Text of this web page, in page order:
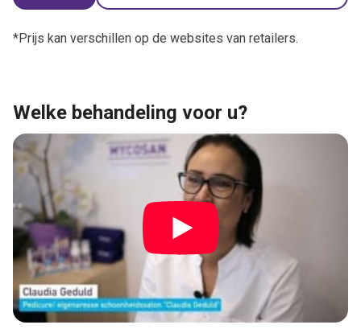
*Prijs kan verschillen op de websites van retailers.
Welke behandeling voor u?